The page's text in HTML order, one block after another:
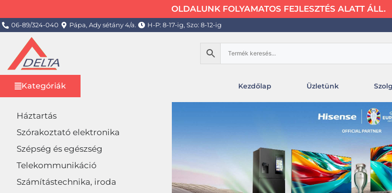
OLDALUNK FOLYAMATOS FEJLESZTÉS ALATT ÁLL.
06-89/324-040 Pápa, Ady sétány 4/a. H-P: 8-17-ig, Szo: 8-12-ig
Kategóriák Kezdőlap Üzletünk
Háztartás
Szórakoztató elektronika
Szépség és egészség
Telekommunikáció
Számítástechnika, iroda